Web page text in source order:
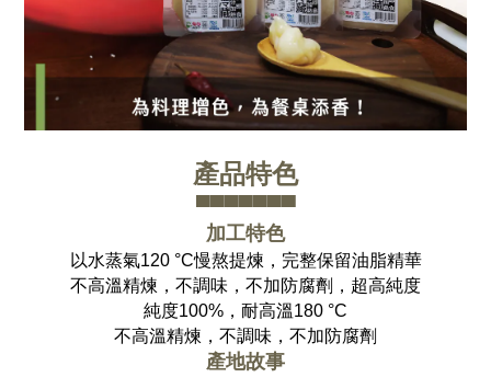
產品特色
▀▀▀▀▀▀▀
加工特色
以水蒸氣120 °C慢熬提煉，完整保留油脂精華
不高溫精煉，不調味，不加防腐劑，超高純度
純度100%，耐高溫180 °C
不高溫精煉，不調味，不加防腐劑
產地故事